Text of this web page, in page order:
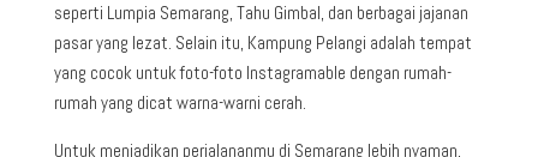
seperti Lumpia Semarang, Tahu Gimbal, dan berbagai jajanan
pasar yang lezat. Selain itu, Kampung Pelangi adalah tempat
yang cocok untuk foto-foto Instagramable dengan rumah-
rumah yang dicat warna-warni cerah.
Untuk menjadikan perjalananmu di Semarang lebih nyaman,